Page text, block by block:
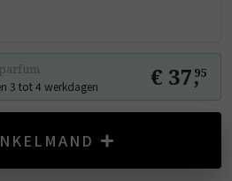
3 tot 4 werkdagen € 37,
95